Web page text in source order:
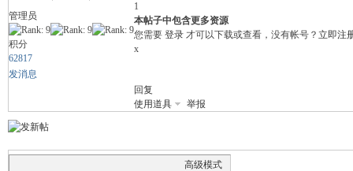
管理员
积分
62817
发消息
1
本帖子中包含更多资源
您需要 登录 才可以下载或查看，没有帐号？ 立即注
x
回复
使用道具
举报
高级模式